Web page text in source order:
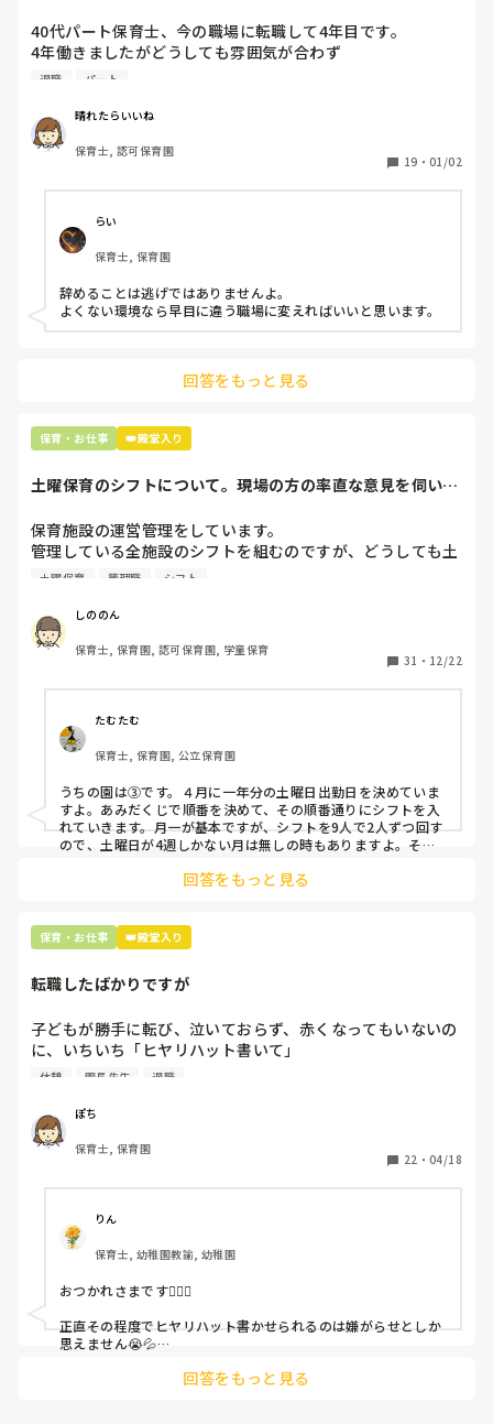
40代パート保育士、今の職場に転職して4年目です。
4年働きましたがどうしても雰囲気が合わず
退職しようと思っています。
周りの職員は、勤続10年以上から何十年という先生がほとん
どです。
保護者子どもの愚痴悪口が多く、
今で言う不適切保育も
仕方ないよね
もう何も言わずに
子どもの言いなりになればいいんだね
などいう意見で…
上の先生に相談することは難しそうです。
最後の職場にしようと思っていましたが
辞めることは逃げ、と、過去辞めた人も何年も言われ続けて
います
退職 パート
晴れたらいいね
保育士, 認可保育園
19 ・ 01/02
らい
保育士, 保育園
辞めることは逃げではありませんよ。
よくない環境なら早目に違う職場に変えればいいと思います。
回答をもっと見る
保育・お仕事 👑殿堂入り
土曜保育のシフトについて。現場の方の率直な意見を伺いた
保育施設の運営管理をしています。
管理している全施設のシフトを組むのですが、どうしても土
曜保育だけは入れる方が少なく、いつも苦労しています。
て入職しているはずですが、いざ勤務が始まると一日も土曜
出勤が出来ない方ばかりです。
①土曜日の希望休は2日まで、と制限をかける
②毎月、必ず土曜保育に入ることのできる日を1日だけピッ
クアップしてもらう
③仮シフトが出た時、土曜出勤が難しければ自身で代わりの
人を交渉して見つけてもらう
上記のいずれかの対策を取り入れることを考えています。
土曜保育 管理職 シフト
しののん
保育士, 保育園, 認可保育園, 学童保育
31 ・ 12/22
たむたむ
保育士, 保育園, 公立保育園
うちの園は③です。４月に一年分の土曜日出勤日を決めていま
すよ。あみだくじで順番を決めて、その順番通りにシフトを入
れていきます。月一が基本ですが、シフトを9人で2人ずつ回す
ので、土曜日が4週しかない月は無しの時もありますよ。その
て貰い、主任に報告してます。
回答をもっと見る
保育・お仕事 👑殿堂入り
転職したばかりですが
子どもが勝手に転び、泣いておらず、赤くなってもいないの
に、いちいち「ヒヤリハット書いて」
と書かされ
（そう言う本人は書かない）
しかも、上司に↑この内容でも
ちゃんと考えて対策を練って書き込むようにと。
呼ばれて一緒に対策を考えさせられること多数
これだけで30〜40分拘束されて辛いです
皆さんの園はどうですか?
休憩 園長先生 退職
ぽち
保育士, 保育園
22 ・ 04/18
りん
保育士, 幼稚園教諭, 幼稚園
おつかれさまです🙇🏻‍♀️
正直その程度でヒヤリハット書かせられるのは嫌がらせとしか
思えません😭💦
回答をもっと見る